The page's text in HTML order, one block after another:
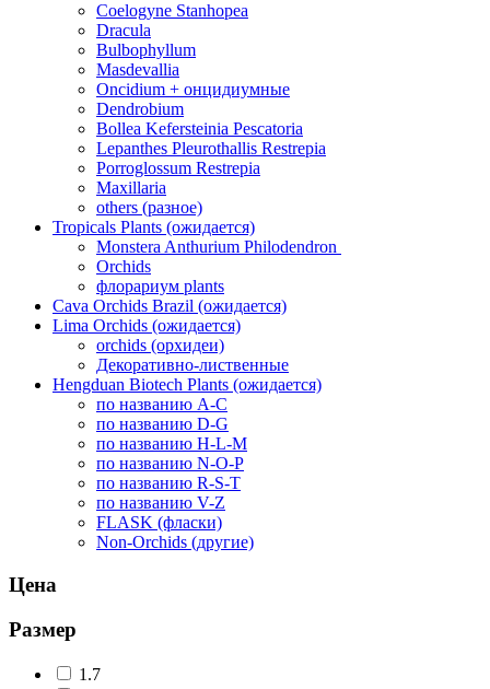
Coelogyne Stanhopea
Dracula
Bulbophyllum
Masdevallia
Oncidium + онцидиумные
Dendrobium
Bollea Kefersteinia Pescatoria
Lepanthes Pleurothallis Restrepia
Porroglossum Restrepia
Maxillaria
others (разное)
Tropicals Plants (ожидается)
​​​​​​​Monstera Anthurium Philodendron
Orchids
флорариум plants
Cava Orchids Brazil (ожидается)
Lima Orchids (ожидается)
orchids (орхидеи)
Декоративно-лиственные
Hengduan Biotech Plants (ожидается)
по названию A-C
по названию D-G
по названию H-L-M
по названию N-O-P
по названию R-S-T
по названию V-Z
FLASK (фласки)
Non-Orchids (другие)
Цена
Размер
1.7